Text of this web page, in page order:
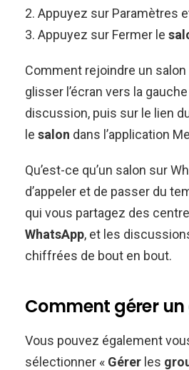
Appuyez sur Paramètres
Appuyez sur Fermer le
Comment rejoindre un
glisser l’écran vers la
discussion, puis sur le lien
le salon dans l’application
Qu’est-ce qu’un salon sur
d’appeler et de passer du
qui vous partagez des
WhatsApp, et les
chiffrées de bout en bout.
Comment gérer un
Vous pouvez également
sélectionner « Gérer les